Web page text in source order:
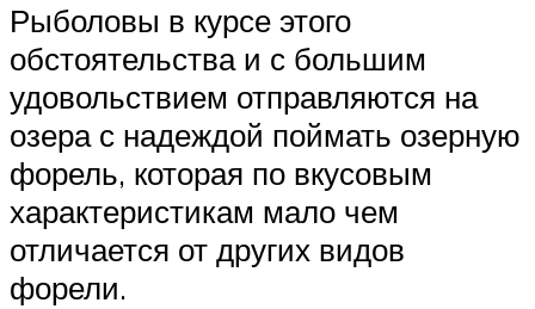
Рыболовы в курсе этого
обстоятельства и с большим
удовольствием отправляются на
озера с надеждой поймать озерную
форель, которая по вкусовым
характеристикам мало чем
отличается от других видов
форели.